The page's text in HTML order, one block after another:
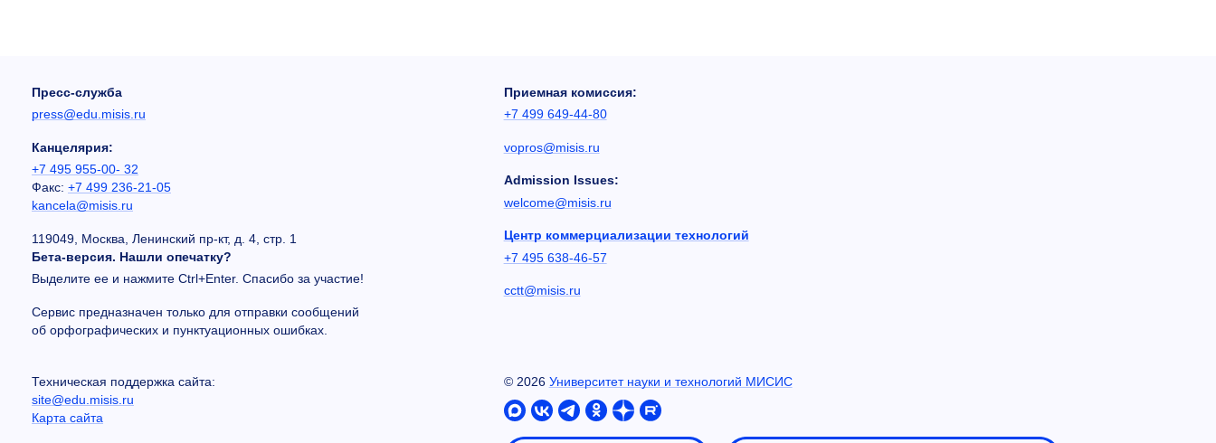
Пресс-служба
press@edu.misis.ru
Канцелярия:
+7 495 955-00- 32
Факс: +7 499 236-21-05
kancela@misis.ru
119049, Москва, Ленинский пр-кт, д. 4, стр. 1
Бета-версия. Нашли опечатку?
Выделите ее и нажмите Ctrl+Enter. Спасибо за участие!
Сервис предназначен только для отправки сообщений
об орфографических и пунктуационных ошибках.
Приемная комиссия:
+7 499 649-44-80
vopros@misis.ru
Admission Issues:
welcome@misis.ru
Центр коммерциализации технологий
+7 495 638-46-57
cctt@misis.ru
Техническая поддержка сайта:
site@edu.misis.ru
Карта сайта
© 2026 Университет науки и технологий МИСИС